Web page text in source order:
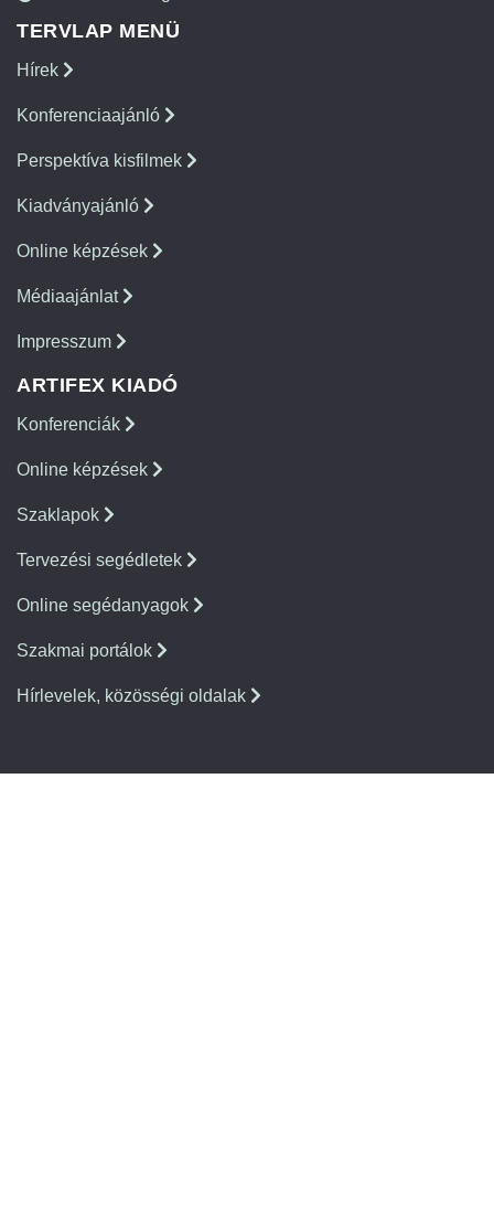
TERVLAP MENÜ
Hírek
Konferenciaajánló
Perspektíva kisfilmek
Kiadványajánló
Online képzések
Médiaajánlat
Impresszum
ARTIFEX KIADÓ
Konferenciák
Online képzések
Szaklapok
Tervezési segédletek
Online segédanyagok
Szakmai portálok
Hírlevelek, közösségi oldalak